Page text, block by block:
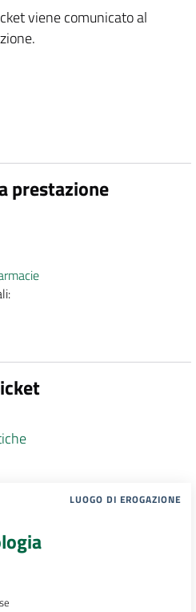
viene comunicato al
prestazione
LUOGO DI EROGAZIONE